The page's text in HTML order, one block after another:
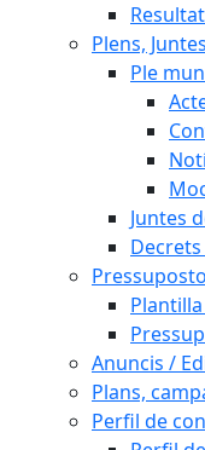
Plens,
Ple
Juntes
Anuncis /
Plans,
Perfil de